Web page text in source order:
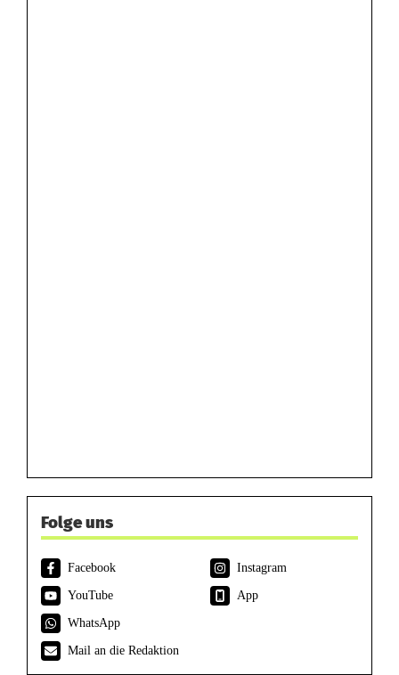
Folge uns
Facebook
Instagram
YouTube
App
WhatsApp
Mail an die Redaktion